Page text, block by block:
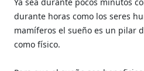
durante horas como los seres
mamíferos el sueño es un pilar
como físico.